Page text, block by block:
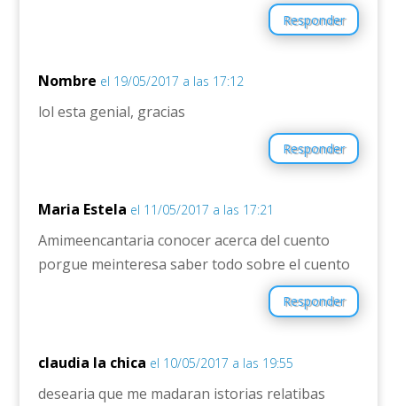
Responder
Nombre el 19/05/2017 a las 17:12
lol esta genial, gracias
Responder
Maria Estela el 11/05/2017 a las 17:21
Amimeencantaria conocer acerca del cuento
porgue meinteresa saber todo sobre el cuento
Responder
claudia la chica el 10/05/2017 a las 19:55
desearia que me madaran istorias relatibas